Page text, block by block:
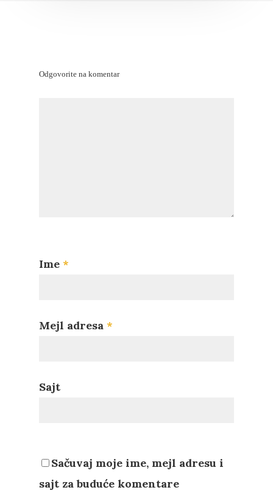
Odgovorite na komentar
Ime *
Mejl adresa *
Sajt
Sačuvaj moje ime, mejl adresu i
sajt za buduće komentare